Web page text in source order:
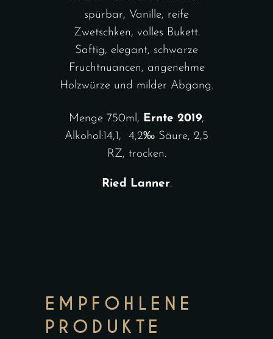
spürbar, Vanille, reife
Zwetschken, volles Bukett.
Saftig, elegant, schwarze
Fruchtnuancen, angenehme
Holzwürze und milder Abgang.
Menge 750ml, Ernte 2019,
Alkohol:14,1, 4,2‰ Säure, 2,5
RZ, trocken.
Ried Lanner.
EMPFOHLENE
PRODUKTE